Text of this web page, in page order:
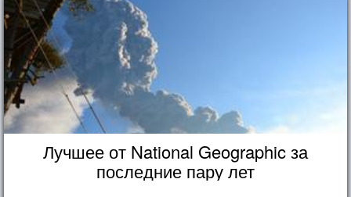
Лучшее от National Geographic за
последние пару лет